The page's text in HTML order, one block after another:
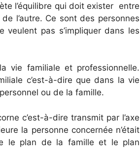
l’équilibre qui doit exister entre
l’autre. Ce sont des personnes
veulent pas s’impliquer dans les
vie familiale et professionnelle.
c’est-à-dire que dans la vie
ou de la famille.
c’est-à-dire transmit par l’axe
la personne concernée n’était
le plan de la famille et le plan